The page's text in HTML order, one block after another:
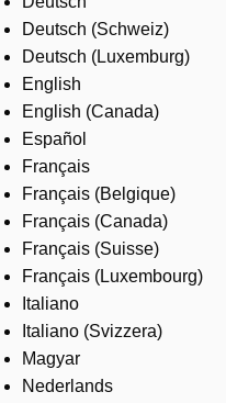
Where to buy
Contact us
Careers
Deutsch (Schweiz)
Deutsch (Luxemburg)
English
English (Canada)
Español
Français
Français (Belgique)
Français (Canada)
Français (Suisse)
Français (Luxembourg)
Italiano
Italiano (Svizzera)
Magyar
Nederlands